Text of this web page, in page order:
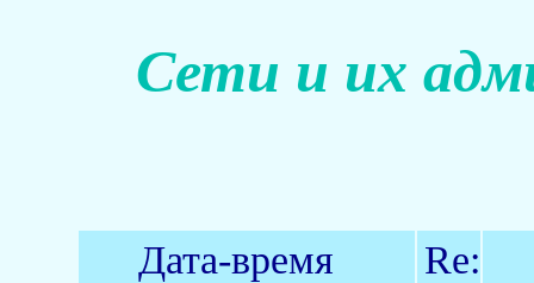
Сети и их
Дата-время Re: